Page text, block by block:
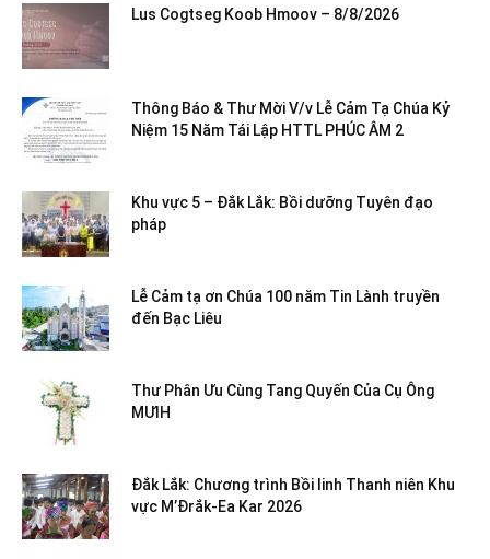
Lus Cogtseg Koob Hmoov – 8/8/2026
Thông Báo & Thư Mời V/v Lễ Cảm Tạ Chúa Kỷ
Niệm 15 Năm Tái Lập HTTL PHÚC ÂM 2
Khu vực 5 – Đắk Lắk: Bồi dưỡng Tuyên đạo
pháp
Lễ Cảm tạ ơn Chúa 100 năm Tin Lành truyền
đến Bạc Liêu
Thư Phân Ưu Cùng Tang Quyến Của Cụ Ông
MƯIH
Đắk Lắk: Chương trình Bồi linh Thanh niên Khu
vực M’Đrắk-Ea Kar 2026